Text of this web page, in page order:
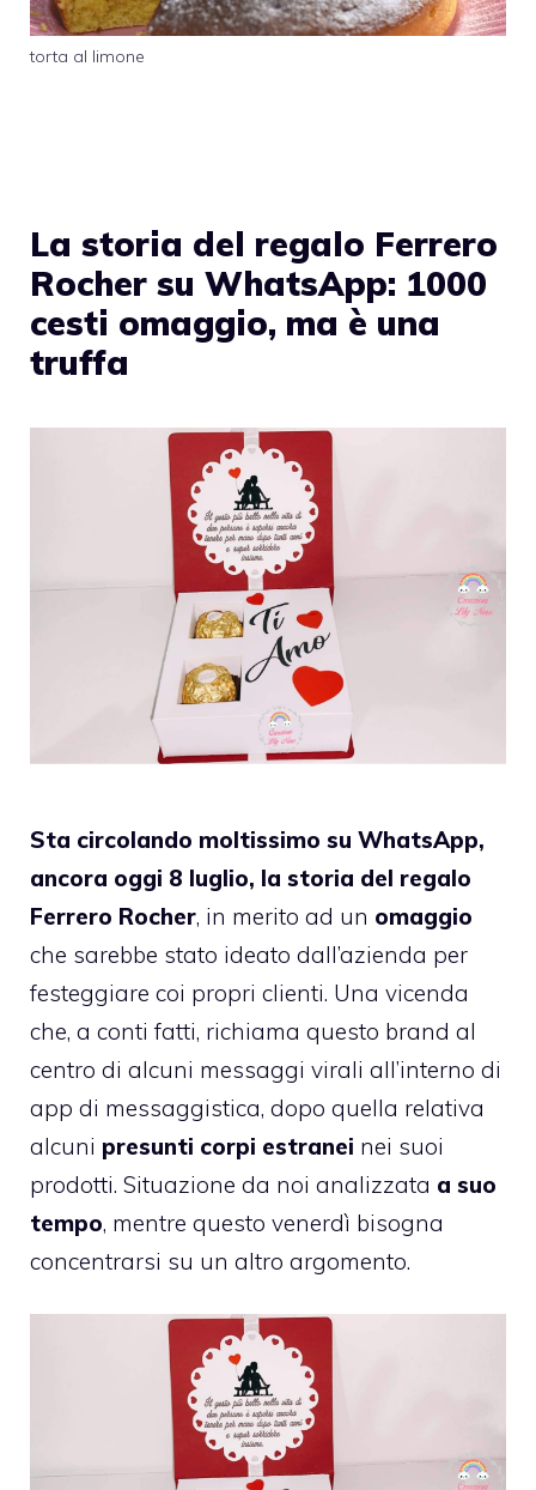
torta al limone
La storia del regalo Ferrero
Rocher su WhatsApp: 1000
cesti omaggio, ma è una
truffa
Sta circolando moltissimo su WhatsApp,
ancora oggi 8 luglio, la storia del regalo
Ferrero Rocher, in merito ad un omaggio
che sarebbe stato ideato dall’azienda per
festeggiare coi propri clienti. Una vicenda
che, a conti fatti, richiama questo brand al
centro di alcuni messaggi virali all’interno di
app di messaggistica, dopo quella relativa
alcuni presunti corpi estranei nei suoi
prodotti. Situazione da noi analizzata a suo
tempo, mentre questo venerdì bisogna
concentrarsi su un altro argomento.